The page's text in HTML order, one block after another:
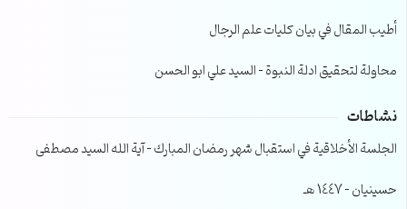
أطيب المقال في بيان كليات علم الرجال
محاولة لتحقيق ادلة النبوة – السيد علي ابو الحسن
نشاطات
الجلسة الأخلاقية في استقبال شهر رمضان المبارك – آية الله السيد مصطفى
حسينيان – 1447 هـ